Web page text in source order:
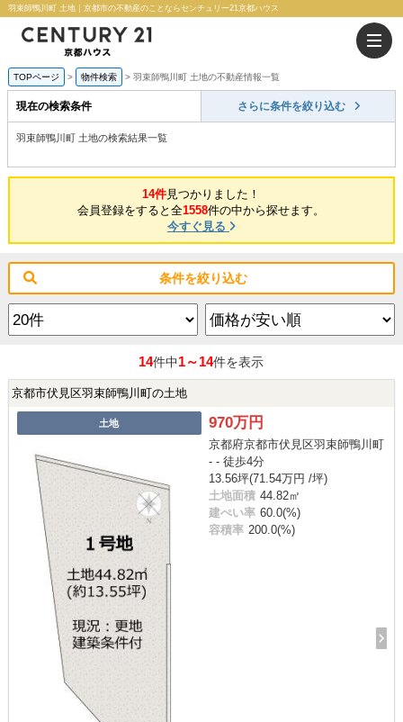
羽束師鴨川町 土地｜京都市の不動産のことならセンチュリー21京都ハウス
TOPページ 物件検索 羽束師鴨川町 土地の不動産情報一覧
現在の検索条件 さらに条件を絞り込む
羽束師鴨川町 土地の検索結果一覧
14件見つかりました！
会員登録をすると全1558件の中から探せます。
今すぐ見る
条件を絞り込む
14件中1～14件を表示
京都市伏見区羽束師鴨川町の土地
土地 970万円
京都府京都市伏見区羽束師鴨川町
- - 徒歩4分
13.56坪(71.54万円 /坪)
土地面積 44.82㎡
建ぺい率 60.0(%)
容積率 200.0(%)